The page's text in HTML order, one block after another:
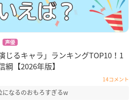
声優
じるキャラ」ランキングTOP10！1
【2026年版】
14コメント
になるのおもろすぎるw